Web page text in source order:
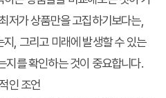
저가 상품만을 고집하기보다는,
, 그리고 미래에 발생할 수 있는
지를 확인하는 것이 중요합니다.
인 조언